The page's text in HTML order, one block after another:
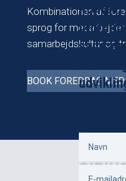
Kombinationen af
sprog for
samarbejdskultur og
BOOK FOREDRAG